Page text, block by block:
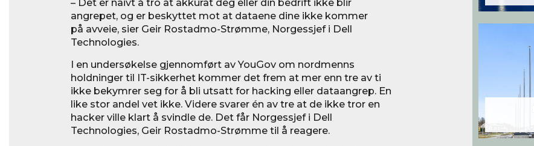
– Det er naivt å tro at akkurat deg eller din bedrift ikke blir
angrepet, og er beskyttet mot at dataene dine ikke kommer
på avveie, sier Geir Rostadmo-Strømme, Norgessjef i Dell
Technologies.
I en undersøkelse gjennomført av YouGov om nordmenns
holdninger til IT-sikkerhet kommer det frem at mer enn tre av ti
ikke bekymrer seg for å bli utsatt for hacking eller dataangrep. En
like stor andel vet ikke. Videre svarer én av tre at de ikke tror en
hacker ville klart å svindle de. Det får Norgessjef i Dell
Technologies, Geir Rostadmo-Strømme til å reagere.